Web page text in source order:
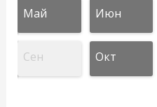
Май Июн
Сен Окт